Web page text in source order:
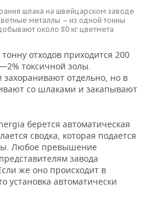
шлака на швейцарском заводе
металлы – из одной тонны
около 80 кг цветмета
отходов приходится 200
токсичной золы.
отдельно, но в
со шлаками и закапывают
берется автоматическая
сводка, которая подается
Любое превышение
завода
же оно происходит в
установка автоматически